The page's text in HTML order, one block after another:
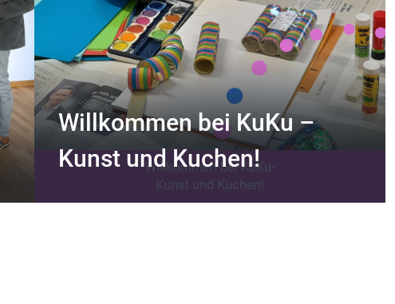
Willkommen bei KuKu –
Kunst und Kuchen!